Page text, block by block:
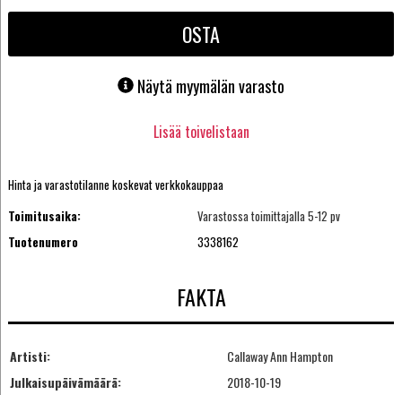
OSTA
Näytä myymälän varasto
Lisää toivelistaan
Hinta ja varastotilanne koskevat verkkokauppaa
Toimitusaika:
Varastossa toimittajalla 5-12 pv
Tuotenumero
3338162
FAKTA
Artisti:
Callaway Ann Hampton
Julkaisupäivämäärä:
2018-10-19